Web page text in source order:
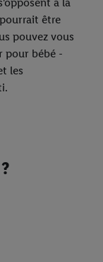
être
pouvez vous
pour bébé -
les